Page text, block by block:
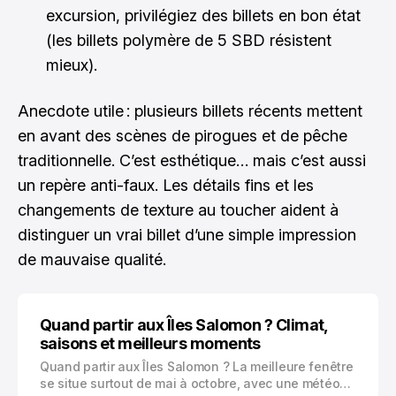
excursion, privilégiez des billets en bon état
(les billets polymère de 5 SBD résistent
mieux).
Anecdote utile : plusieurs billets récents mettent
en avant des scènes de pirogues et de pêche
traditionnelle. C’est esthétique… mais c’est aussi
un repère anti-faux. Les détails fins et les
changements de texture au toucher aident à
distinguer un vrai billet d’une simple impression
de mauvaise qualité.
Quand partir aux Îles Salomon ? Climat,
saisons et meilleurs moments
Quand partir aux Îles Salomon ? La meilleure fenêtre
se situe surtout de mai à octobre, avec une météo